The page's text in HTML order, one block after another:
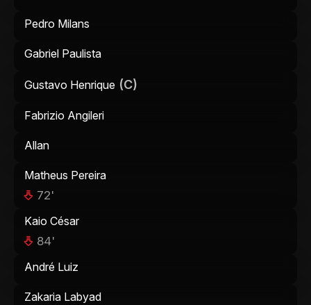
Pedro Milans
Gabriel Paulista
Gustavo Henrique (C)
Fabrizio Angileri
Allan
Matheus Pereira
72'
Kaio César
84'
André Luiz
Zakaria Labyad